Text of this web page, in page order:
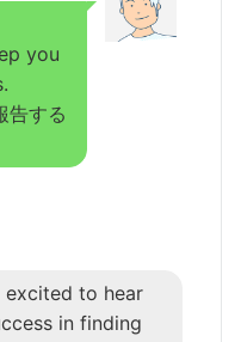
you
告する
excited to hear
in finding